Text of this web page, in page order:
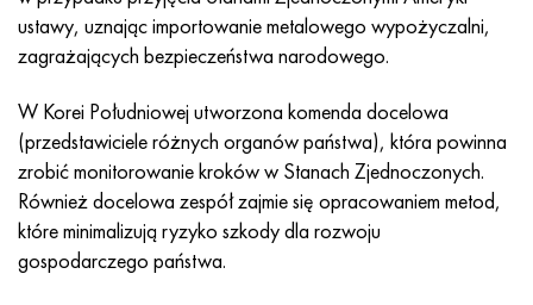
ustawy, uznając importowanie metalowego wypożyczalni,
zagrażających bezpieczeństwa narodowego.
W Korei Południowej utworzona komenda docelowa
(przedstawiciele różnych organów państwa), która powinna
zrobić monitorowanie kroków w Stanach Zjednoczonych.
Również docelowa zespół zajmie się opracowaniem metod,
które minimalizują ryzyko szkody dla rozwoju
gospodarczego państwa.
Incotherm
Incotest
Jette M152
Kobalt 6B
marowanie 250
47nd
47НХР
49KF
49K2F, 49K2FA-VI
Stop 50N
HN62VMYUT
HN62MVKYU
HN63MB
XN65VM
HN65VMTYU
WT-35
PT-1M
PT-3V
PT-7M
2B
1.4466 - AISI 310MoLn
Stop Al6xn
15-7Ph® - 1.4532
PH 13-8 Mo - 1,4534
1.4542 - 17-4Ph®
10X17H13M3T
10X18N18Yu4D
11X11N2V2MF
12X18H9T
13H11N2V2MF
2,0872, CuNi10Fe1Mn, Cw352h
Silikonowy brąz aluminiowy
CW301G, C64200
brąz krzemowy
C65500, CuAl11Fe3
Czerwony mosiądz
C84400, CuSn2ZnPb
C83600, CuSn5ZnPb
45G2, 45g2, AISI 1144
Stal konstrukcyjna stopowa
10g2, 10g2, AISI 1513
12X2H4A, 15NiCr13, 1.5752
AC14, 11SMnPb30
Р6М5, 1.3343, hs6-5-2, sw7m
Р6М5К5, 1.3243, hs6-5-2-5
R6M5F3, 1.3344, hs6-5-3
Р9М4К8,1.3207
R12F3, 1.3318, sw12